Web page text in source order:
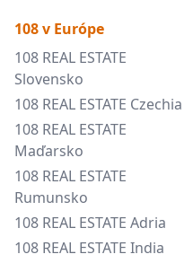
108 v Európe
108 REAL ESTATE
Slovensko
108 REAL ESTATE Czechia
108 REAL ESTATE
Maďarsko
108 REAL ESTATE
Rumunsko
108 REAL ESTATE Adria
108 REAL ESTATE India